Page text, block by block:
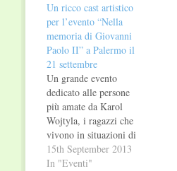
l’ottava edizione
dell’evento culturale
“Nella Memoria di
Giovanni Paolo II”,
divenuto format tv ad
alto valore socio-
culturale ed
evangelico, trasmesso
in Italia e all’estero e
prodotto dalla “Life…
Un ricco cast artistico
per l’evento “Nella
memoria di Giovanni
Paolo II” a Palermo il
21 settembre
Un grande evento
dedicato alle persone
più amate da Karol
Wojtyla, i ragazzi che
vivono in situazioni di
disagio, diversamente
abili e giovani
15th September 2013
In "Eventi"